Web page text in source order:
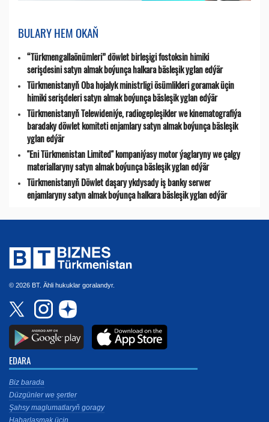
BULARY HEM OKAŇ
“Türkmengallaönümleri” döwlet birleşigi fostoksin himiki
serişdesini satyn almak boýunça halkara bäsleşik yglan edýär
Türkmenistanyň Oba hojalyk ministrligi ösümlikleri goramak üçin
himiki serişdeleri satyn almak boýunça bäsleşik yglan edýär
Türkmenistanyň Telewideniýe, radio­gepleşikler we kinematografiýa
baradaky döwlet komiteti enjamlary satyn almak boýunça bäsleşik
yglan edýär
"Eni Türkmenistan Limited" kompaniýasy motor ýaglaryny we çalgy
materiallaryny satyn almak boýunça bäsleşik yglan edýär
Türkmenistanyň Döwlet daşary ykdysady iş banky serwer
enjamlaryny satyn almak boýunça halkara bäsleşik yglan edýär
© 2026 BT. Ähli hukuklar goralandyr.
EDARA
Biz barada
Düzgünler we şertler
Şahsy maglumatlaryň goragy